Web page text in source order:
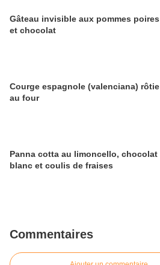
Gâteau invisible aux pommes poires
et chocolat
Courge espagnole (valenciana) rôtie
au four
Panna cotta au limoncello, chocolat
blanc et coulis de fraises
Commentaires